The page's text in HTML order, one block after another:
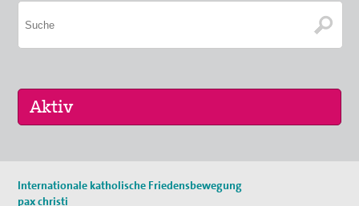
Selig, die Frieden stiften - Pilgern für den …
Internationale katholische Friedensbewegung
pax christi